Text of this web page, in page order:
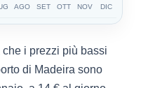
AGO SET OTT NOV DIC
i prezzi più bassi
di Madeira sono